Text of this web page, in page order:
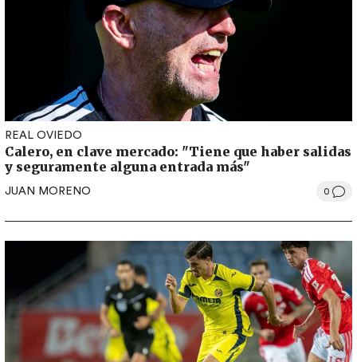
REAL OVIEDO
Calero, en clave mercado: "Tiene que haber salidas
y seguramente alguna entrada más"
JUAN MORENO 0